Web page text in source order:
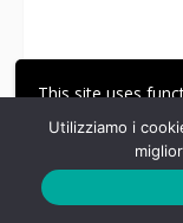
This site uses
improve your
LE MIE
Utilizziamo i